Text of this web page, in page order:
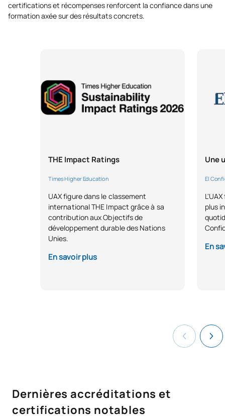
certifications et récompenses renforcent la confiance dans une
formation axée sur des résultats concrets.
THE Impact Ratings
Times Higher Education
UAX figure dans le classement
international THE Impact grâce à sa
contribution aux Objectifs de
développement durable des Nations
Unies.
En savoir plus
Une
El
plus
En
Dernières accréditations et
certifications notables